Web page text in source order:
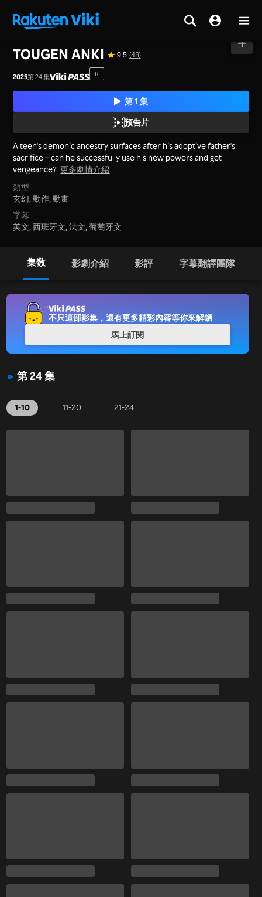
TOUGEN ANKI 9.5 (48)
2025第 24 集 R
第 1 集
預告片
A teen's demonic ancestry surfaces after his adoptive father's
sacrifice – can he successfully use his new powers and get
vengeance? 更多劇情介紹
類型
玄幻,動作,動畫
字幕
英文, 西班牙文, 法文, 葡萄牙文
集数 影劇介紹 影評 字幕翻譯團隊
第 24 集
1-10 11-20 21-24
不只這部影集，還有更多精彩內容等你來解鎖
馬上訂閱